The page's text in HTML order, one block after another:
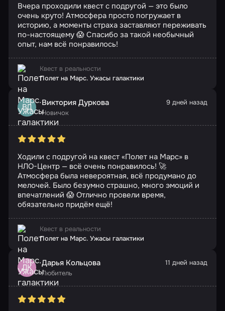
Вчера проходили квест с подругой — это было
очень круто! Атмосфера просто погружает в
историю, а моменты страха заставляют переживать
по-настоящему 😱 Спасибо за такой необычный
опыт, нам всё понравилось!
Квест в реальности
Полет на Марс. Ужасы галактики
ВД Виктория Дуркова
Новичок
9 дней назад
Ходили с подругой на квест «Полет на Марс» в
НЛО-Центр — всё очень понравилось! 🚀
Атмосфера была невероятная, всё продумано до
мелочей. Было безумно страшно, много эмоций и
впечатлений 😱 Отлично провели время,
обязательно придём ещё!
Квест в реальности
Полет на Марс. Ужасы галактики
ДК Дарья Кольцова
Любитель
11 дней назад